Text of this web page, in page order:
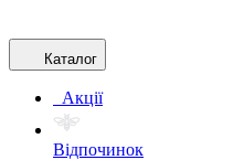
Каталог
Акції
Відпочинок